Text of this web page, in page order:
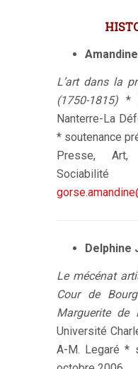
Amandine
L’art dans la
(1750-1815) *
Nanterre-La
* soutenance
Presse, Art,
Sociabilité
Delphine
Le mécénat
Cour de
Marguerite de
Université
A-M. Legaré *